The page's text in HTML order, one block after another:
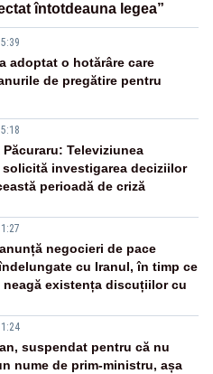
întotdeauna legea”
adoptat o hotărâre care
de pregătire pentru
Păcuraru: Televiziunea
investigarea deciziilor
perioadă de criză
negocieri de pace
cu Iranul, în timp ce
neagă existența discuțiilor cu
suspendat pentru că nu
nume de prim-ministru, așa